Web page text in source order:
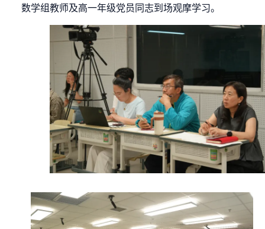
数学组教师及高一年级党员同志到场观摩学习。